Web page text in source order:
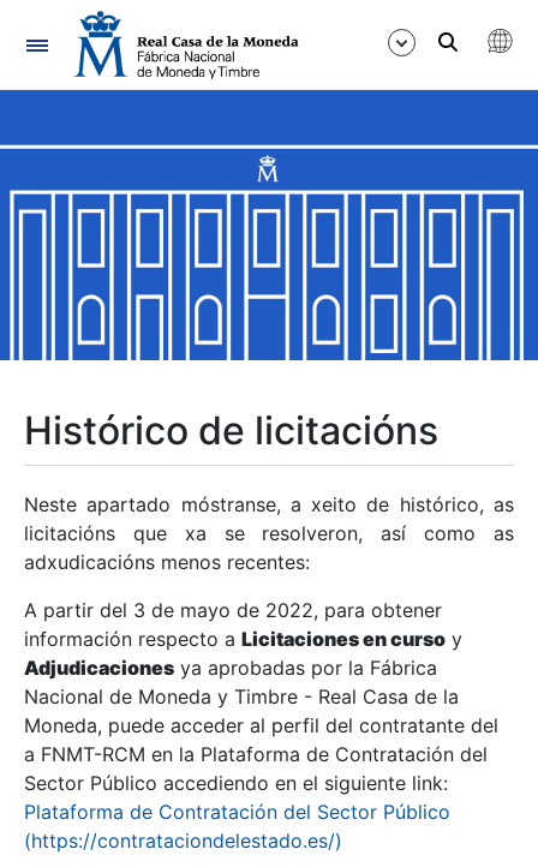
Navegación
Mostrar/Ocultar
Mostrar/Ocultar
Mostrar/Ocultar
Mostrar/Ocultar
Mostrar/Ocultar
Mostrar/Ocultar
Histórico de licitacións
Neste apartado móstranse, a xeito de histórico, as
licitacións que xa se resolveron, así como as
adxudicacións menos recentes:
A partir del 3 de mayo de 2022, para obtener
información respecto a Licitaciones en curso y
Adjudicaciones ya aprobadas por la Fábrica
Nacional de Moneda y Timbre - Real Casa de la
Moneda, puede acceder al perfil del contratante del
a FNMT-RCM en la Plataforma de Contratación del
Sector Público accediendo en el siguiente link:
Plataforma de Contratación del Sector Público
(https://contrataciondelestado.es/)